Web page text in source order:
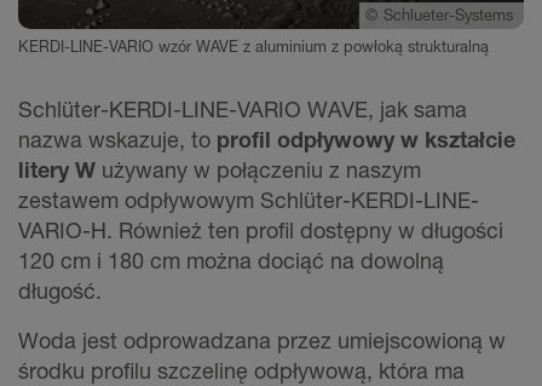
© Schlueter-Systems
KERDI-LINE-VARIO wzór WAVE z aluminium z powłoką strukturalną
Schlüter-KERDI-LINE-VARIO WAVE, jak sama
nazwa wskazuje, to profil odpływowy w kształcie
litery W używany w połączeniu z naszym
zestawem odpływowym Schlüter-KERDI-LINE-
VARIO-H. Również ten profil dostępny w długości
120 cm i 180 cm można dociąć na dowolną
długość.
Woda jest odprowadzana przez umiejscowioną w
środku profilu szczelinę odpływową, która ma